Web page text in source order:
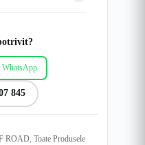
WhatsApp
845
ROAD, Toate Produsele